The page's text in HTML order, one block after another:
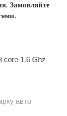
Замовляйте
core 1.6 Ghz
авто